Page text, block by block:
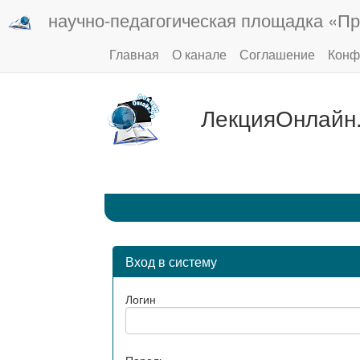
научно-педагогическая площадка
Главная О канале Соглашение
Вход в систему
Логин